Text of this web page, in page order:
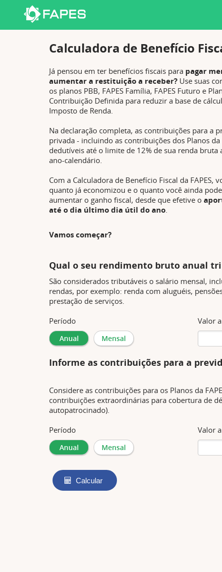
Calculadora de Benefício
Já pensou em ter benefícios fiscais para pagar
aumentar a restituição a receber? Use suas
os planos PBB, FAPES Família, FAPES Futuro e
Contribuição Definida para reduzir a base de
Imposto de Renda.
Na declaração completa, as contribuições para a
privada - incluindo as contribuições dos Planos da
dedutíveis até o limite de 12% de sua renda bruta
ano-calendário.
Com a Calculadora de Benefício Fiscal da FAPES,
quanto já economizou e o quanto você ainda
aumentar o ganho fiscal, desde que efetive o
até o dia último dia útil do ano.
Vamos começar?
Qual o seu rendimento bruto anual
São considerados tributáveis o salário mensal,
rendas, por exemplo: renda com aluguéis,
prestação de serviços.
Período
Valor
Informe as contribuições para a
Considere as contribuições para os Planos da
contribuições extraordinárias para cobertura de
autopatrocinado).
Período
Valor
Calcular